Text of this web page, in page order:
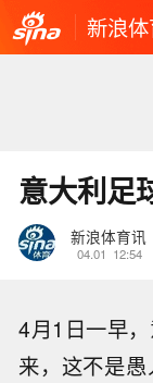
新浪
意大利足
新浪体育讯
04.01 12:54
4月1日一早
来，这不是